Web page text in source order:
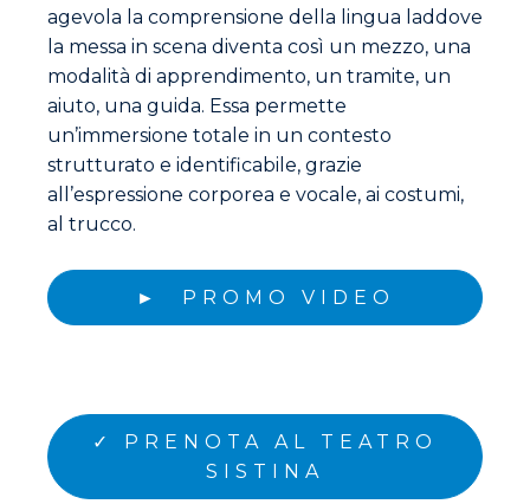
agevola la comprensione della lingua laddove
la messa in scena diventa così un mezzo, una
modalità di apprendimento, un tramite, un
aiuto, una guida. Essa permette
un’immersione totale in un contesto
strutturato e identificabile, grazie
all’espressione corporea e vocale, ai costumi,
al trucco.
► PROMO VIDEO
✓ PRENOTA AL TEATRO
SISTINA